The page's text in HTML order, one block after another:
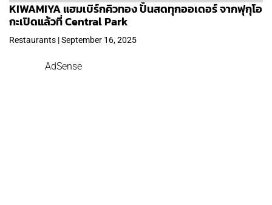
KIWAMIYA แฮมเบิร์กคิวทอง ปั้นสดทุกออเดอร์ จากฟุกุโอ
กะเปิดแล้วที่ Central Park
Restaurants | September 16, 2025
AdSense